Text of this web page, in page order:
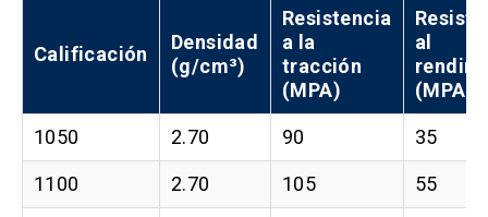
Calificación
Densidad
(g/cm³)
Resistencia
a la
tracción
(MPA)
al
(MPA)
1050 2.70 90 35
1100 2.70 105 55